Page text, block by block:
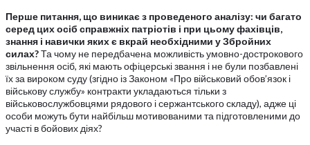
Перше питання, що виникає з проведеного аналізу: чи багато
серед цих осіб справжніх патріотів і при цьому фахівців,
знання і навички яких є вкрай необхідними у Збройних
силах?Та чому не передбачена можливість умовно-дострокового
звільнення осіб, які мають офіцерські звання і не були позбавлені
їх за вироком суду (згідно із Законом «Про військовий обов’язок і
військову службу» контракти укладаються тільки з
військовослужбовцями рядового і сержантського складу), адже ці
особи можуть бути найбільш мотивованими та підготовленими до
участі в бойових діях?